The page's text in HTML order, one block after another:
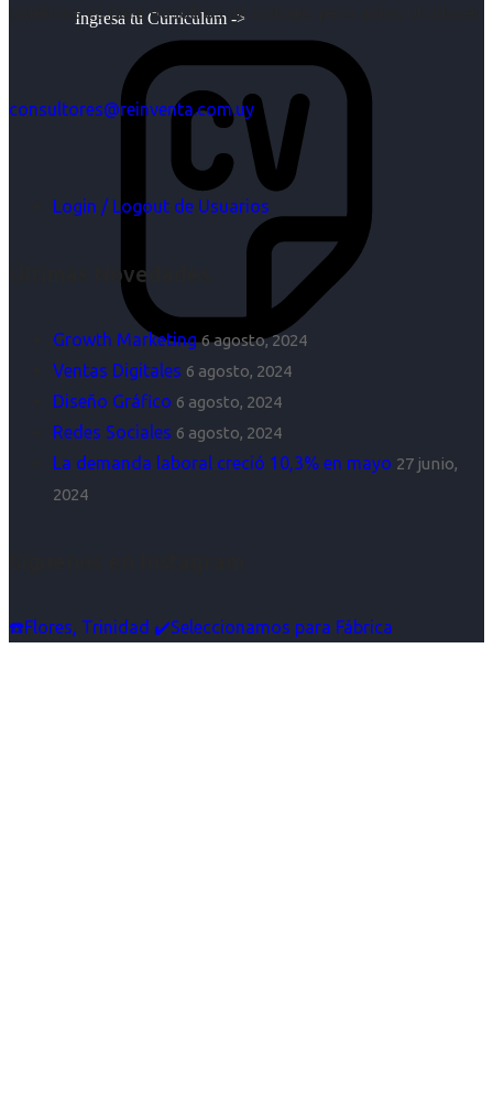
Ingresa tu Curriculum ->
objetivos es para nosotros un trabajo, pero antes un placer.
consultores@reinventa.com.uy
Login / Logout de Usuarios
Últimas Novedades
Growth Marketing 6 agosto, 2024
Ventas Digitales 6 agosto, 2024
Diseño Gráfico 6 agosto, 2024
Redes Sociales 6 agosto, 2024
La demanda laboral creció 10,3% en mayo 27 junio,
2024
☎️Flores, Trinidad ✔️Seleccionamos para Fábrica